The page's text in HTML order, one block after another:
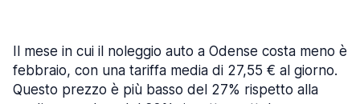
Il mese in cui il noleggio auto a Odense costa meno è
febbraio, con una tariffa media di 27,55 € al giorno.
Questo prezzo è più basso del 27% rispetto alla